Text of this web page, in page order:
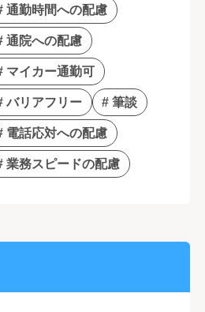
通勤時間への配慮
通院への配慮
マイカー通勤可
バリアフリー # 筆談
電話応対への配慮
業務スピードの配慮